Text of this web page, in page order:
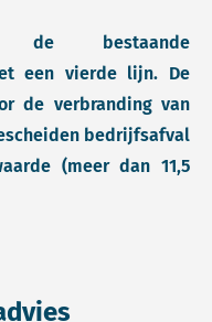
bestaande
een vierde lijn. De
de verbranding van
bedrijfsafval
(meer dan 11,5